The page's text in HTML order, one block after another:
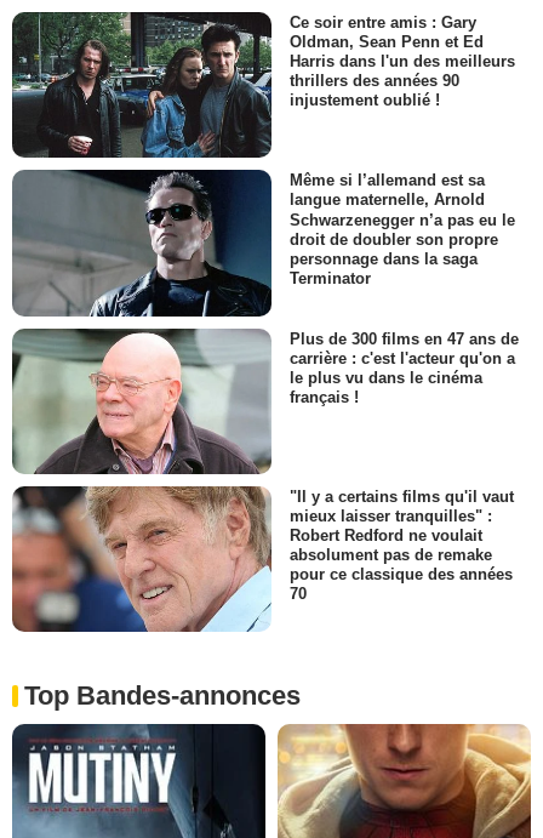
Ce soir entre amis : Gary
Oldman, Sean Penn et Ed
Harris dans l'un des meilleurs
thrillers des années 90
injustement oublié !
Même si l’allemand est sa
langue maternelle, Arnold
Schwarzenegger n’a pas eu le
droit de doubler son propre
personnage dans la saga
Terminator
Plus de 300 films en 47 ans de
carrière : c'est l'acteur qu'on a
le plus vu dans le cinéma
français !
"Il y a certains films qu'il vaut
mieux laisser tranquilles" :
Robert Redford ne voulait
absolument pas de remake
pour ce classique des années
70
Top Bandes-annonces